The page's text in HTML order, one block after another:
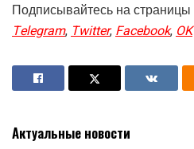
Подписывайтесь на
Telegram,Twitter,Facebook,OK
Актуальные новости